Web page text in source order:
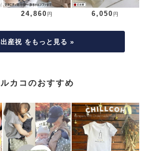
24,860 円 6,050 円
出産祝 をもっと見る »
ルカコのおすすめ